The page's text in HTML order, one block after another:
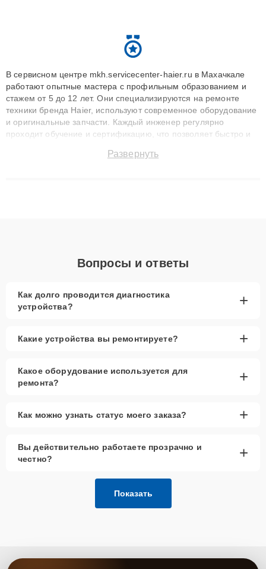
В сервисном центре mkh.servicecenter-haier.ru в Махачкале
работают опытные мастера с профильным образованием и
стажем от 5 до 12 лет. Они специализируются на ремонте
техники бренда Haier, используют современное оборудование
и оригинальные запчасти. Каждый инженер регулярно
проходит обучение и сертификацию, что позволяет быстро и
сохранением гарантии до 3 лет. Наши мастера решают
Развернуть
Вопросы и ответы
Как долго проводится диагностика
устройства?
+
Какие устройства вы ремонтируете? +
Какое оборудование используется для
ремонта?
+
Как можно узнать статус моего заказа? +
Вы действительно работаете прозрачно и
честно?
+
Показать